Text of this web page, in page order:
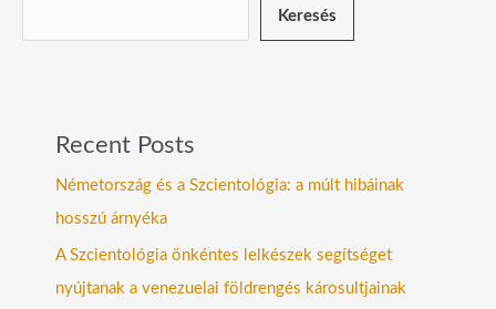
Keresés
Recent Posts
Németország és a Szcientológia: a múlt hibáinak
hosszú árnyéka
A Szcientológia önkéntes lelkészek segítséget
nyújtanak a venezuelai földrengés károsultjainak